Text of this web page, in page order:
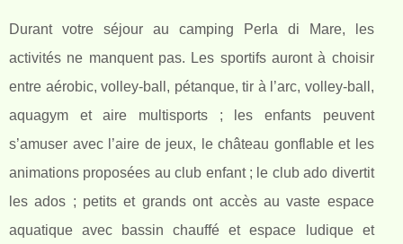
Durant votre séjour au camping Perla di Mare, les
activités ne manquent pas. Les sportifs auront à choisir
entre aérobic, volley-ball, pétanque, tir à l’arc, volley-ball,
aquagym et aire multisports ; les enfants peuvent
s’amuser avec l’aire de jeux, le château gonflable et les
animations proposées au club enfant ; le club ado divertit
les ados ; petits et grands ont accès au vaste espace
aquatique avec bassin chauffé et espace ludique et